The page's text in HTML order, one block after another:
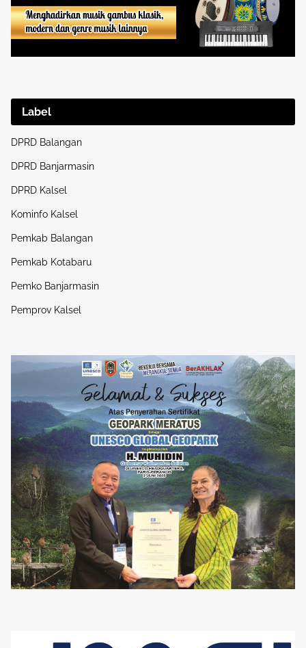
Label
DPRD Balangan
DPRD Banjarmasin
DPRD Kalsel
Kominfo Kalsel
Pemkab Balangan
Pemkab Kotabaru
Pemko Banjarmasin
Pemprov Kalsel